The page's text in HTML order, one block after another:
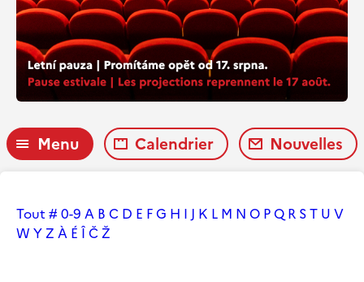
Menu Calendrier Nouvelles
Tout # 0-9 A B C D E FG H I J K L M N O PQ R ST U V
W YZ À É ÎČŽ